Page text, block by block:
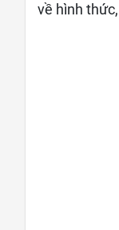
về hình